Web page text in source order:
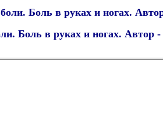
Боль в руках и ногах.
Боль в руках и ногах.